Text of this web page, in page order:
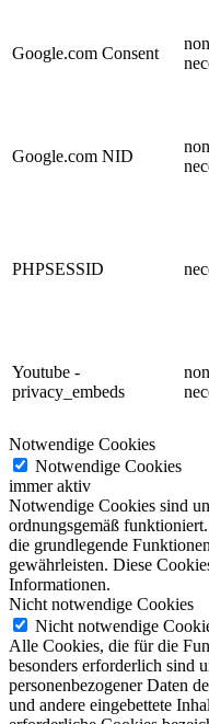
Google.com Consent
Google.com NID
PHPSESSID
Youtube -
privacy_embeds
Notwendige Cookies
Notwendige Cookies
immer aktiv
Notwendige Cookies sind
ordnungsgemäß
die grundlegende
gewährleisten. Diese
Informationen.
Nicht notwendige Cookies
Nicht notwendige
Alle Cookies, die für die
besonders erforderlich sind
personenbezogener Daten
und andere eingebettete